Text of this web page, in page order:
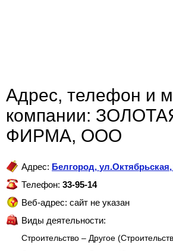
Адрес, телефон и
компании:
ФИРМА, ООО
Адрес: Белгород,
Телефон: 33-95-14
Веб-адрес: сайт не указан
Виды деятельности:
Строительство – Другое